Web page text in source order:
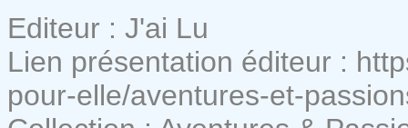
Editeur : J'ai Lu
Lien présentation éditeur :
pour-elle/aventures-et-